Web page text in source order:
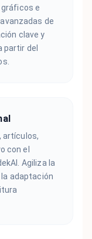
e
de
clave y
partir del
artículos,
con el
Agiliza la
adaptación